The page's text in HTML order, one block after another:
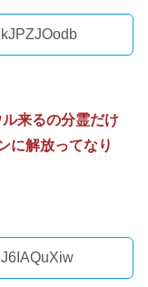
来るの分霊だけ
に解放ってなり